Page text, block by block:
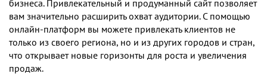
бизнеса. Привлекательный и продуманный сайт позволяет
вам значительно расширить охват аудитории. С помощью
онлайн-платформ вы можете привлекать клиентов не
только из своего региона, но и из других городов и стран,
что открывает новые горизонты для роста и увеличения
продаж.